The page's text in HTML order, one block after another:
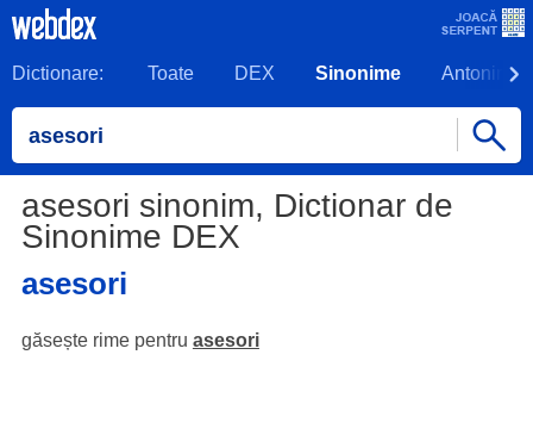
Dictionare: Toate DEX Sinonime Antonime
asesori sinonim, Dictionar de
Sinonime DEX
asesori
găsește rime pentru asesori